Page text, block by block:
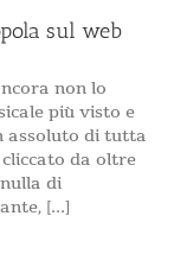
sul web
non lo
più visto e
assoluto di tutta
da oltre
di
[...]